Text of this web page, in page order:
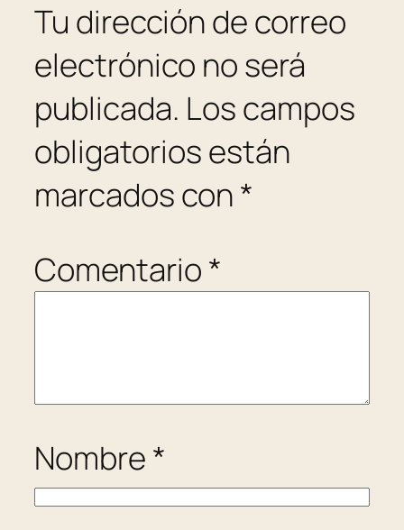
Tu dirección de correo
electrónico no será
publicada. Los campos
obligatorios están
marcados con*
Comentario*
Nombre*